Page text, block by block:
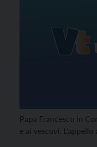
Papa Francesco in
e ai vescovi. L'appello